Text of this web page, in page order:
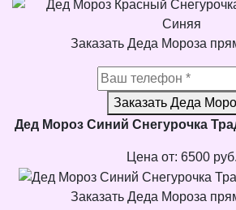
Заказать Деда Мороза
Заказать Деда
Дед Мороз Синий Снегурочка
Цена от: 6500 руб.
Заказать Деда Мороза